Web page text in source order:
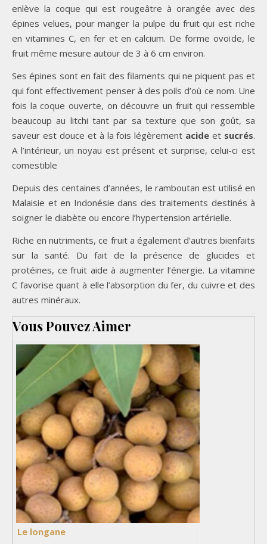
enlève la coque qui est rougeâtre à orangée avec des
épines velues, pour manger la pulpe du fruit qui est riche
en vitamines C, en fer et en calcium. De forme ovoïde, le
fruit même mesure autour de 3 à 6 cm environ.
Ses épines sont en fait des filaments qui ne piquent pas et
qui font effectivement penser à des poils d’où ce nom. Une
fois la coque ouverte, on découvre un fruit qui ressemble
beaucoup au litchi tant par sa texture que son goût, sa
saveur est douce et à la fois légèrement acide et sucrés.
A l’intérieur, un noyau est présent et surprise, celui-ci est
comestible
Depuis des centaines d’années, le ramboutan est utilisé en
Malaisie et en Indonésie dans des traitements destinés à
soigner le diabète ou encore l’hypertension artérielle.
Riche en nutriments, ce fruit a également d’autres bienfaits
sur la santé. Du fait de la présence de glucides et
protéines, ce fruit aide à augmenter l’énergie. La vitamine
C favorise quant à elle l’absorption du fer, du cuivre et des
autres minéraux.
Vous Pouvez Aimer
Le longane